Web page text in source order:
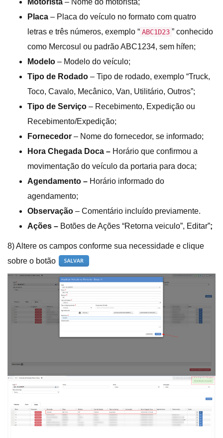
Placa – Placa do veículo no formato com quatro
letras e três números, exemplo “ ABC1D23 ” conhecido
como Mercosul ou padrão ABC1234, sem hífen;
Modelo – Modelo do veículo;
Tipo de Rodado – Tipo de rodado, exemplo “Truck,
Toco, Cavalo, Mecânico, Van, Utilitário, Outros”;
Tipo de Serviço – Recebimento, Expedição ou
Recebimento/Expedição;
Fornecedor – Nome do fornecedor, se informado;
Hora Chegada Doca – Horário que confirmou a
movimentação do veículo da portaria para doca;
Agendamento – Horário informado do
agendamento;
Observação – Comentário incluído previamente.
Ações – Botões de Ações “Retorna veiculo”, Editar”;
8) Altere os campos conforme sua necessidade e clique
sobre o botão